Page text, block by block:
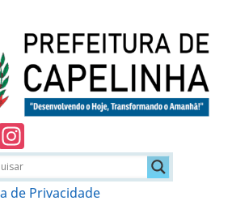
de Privacidade